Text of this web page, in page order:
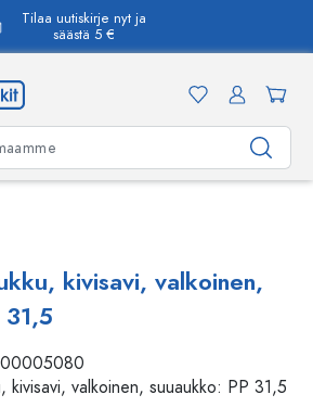
Tilaa uutiskirje nyt ja
säästä 5 €
kivisavi, valkoinen,